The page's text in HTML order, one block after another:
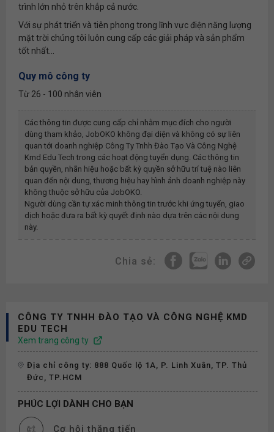
trình lớn nhỏ trên khắp cả nước.
Với sự phát triển và tiên phong trong lĩnh vực điện năng lượng
mặt trời chúng tôi luôn cung cấp các giải pháp và sản phẩm
tốt nhất...
Quy mô công ty
Từ 26 - 100 nhân viên
Các thông tin được cung cấp chỉ nhằm mục đích cho người
dùng tham khảo, JobOKO không đại diện và không có sự liên
quan tới doanh nghiệp Công Ty Tnhh Đào Tạo Và Công Nghệ
Kmd Edu Tech trong các hoạt động tuyển dụng. Các thông tin
bản quyền, nhãn hiệu hoặc bất kỳ quyền sở hữu trí tuệ nào liên
quan đến nội dung, thương hiệu hay hình ảnh doanh nghiệp này
không thuộc sở hữu của JobOKO.
Người dùng cần tự xác minh thông tin trước khi ứng tuyển, giao
dịch hoặc đưa ra bất kỳ quyết định nào dựa trên các nội dung
này.
Chia sẻ:
CÔNG TY TNHH ĐÀO TẠO VÀ CÔNG NGHỆ KMD
EDU TECH
Xem trang công ty
Địa chỉ công ty: 888 Quốc lộ 1A, P. Linh Xuân, TP. Thủ
Đức, TP.HCM
PHÚC LỢI DÀNH CHO BẠN
Cơ hội thăng tiến